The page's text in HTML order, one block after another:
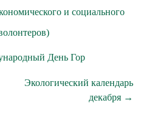
и социального
День Гор
Экологический календарь
декабря →